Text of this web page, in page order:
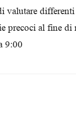
valutare
precoci al fine di
9:00